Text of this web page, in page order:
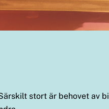
stort är behovet av